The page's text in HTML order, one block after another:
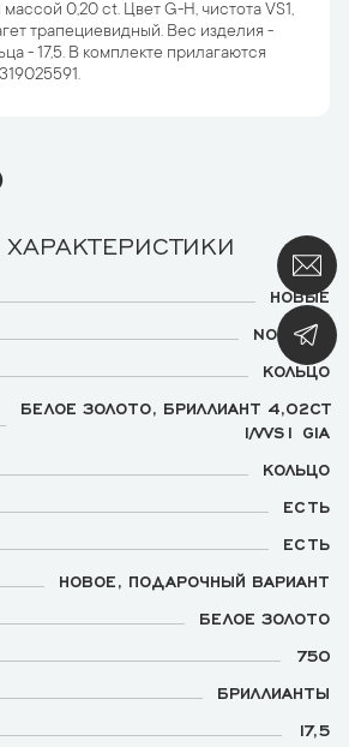
0,20 ct. Цвет G-H, чистота VS1,
трапециевидный. Вес изделия -
- 17,5. В комплекте прилагаются
НОВЫЕ
NO NAME
КОЛЬЦО
БЕЛОЕ ЗОЛОТО, БРИЛЛИАНТ 4,02CT
I/VVS1 GIA
КОЛЬЦО
ЕСТЬ
ЕСТЬ
НОВОЕ, ПОДАРОЧНЫЙ ВАРИАНТ
БЕЛОЕ ЗОЛОТО
750
БРИЛЛИАНТЫ
17,5